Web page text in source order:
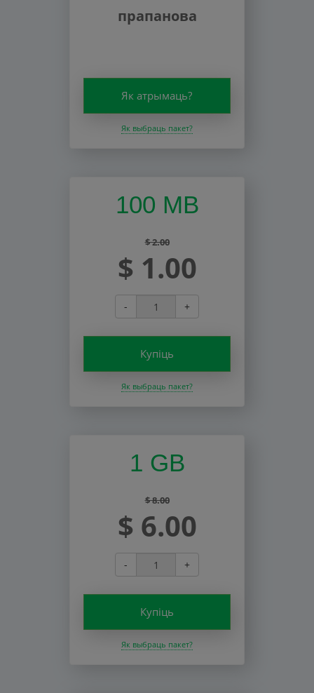
прапанова
Як атрымаць?
Як выбраць пакет?
100 MB
$ 2.00
$ 1.00
- +
Купіць
Як выбраць пакет?
1 GB
$ 8.00
$ 6.00
- +
Купіць
Як выбраць пакет?